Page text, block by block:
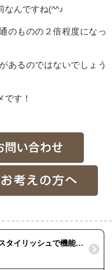
なんですね(^^♪
のものの２倍程度になっ
あるのではないでしょう
す！
大和郡山市：スタイリッシュで機能的な外構｜遊具のある庭